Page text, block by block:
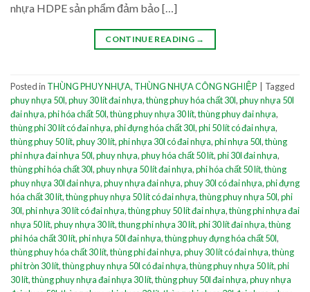
nhựa HDPE sản phẩm đảm bảo […]
CONTINUE READING →
Posted in THÙNG PHUY NHỰA, THÙNG NHỰA CÔNG NGHIỆP
Tagged
phuy nhựa 50l,phuy 30 lít đai nhựa,thùng phuy hóa chất 30l,phuy nhựa 50l
đai nhựa,phi hóa chất 50l,thùng phuy nhựa 30 lít,thùng phuy đai nhựa,
thùng phi 30 lít có đai nhựa,phi đựng hóa chất 30l,phi 50 lít có đai nhựa,
thùng phuy 50 lít,phuy 30 lít,phi nhựa 30l có đai nhựa,phi nhựa 50l,thùng
phi nhựa đai nhựa 50l,phuy nhựa,phuy hóa chất 50 lít,phi 30l đai nhựa,
thùng phi hóa chất 30l,phuy nhựa 50 lít đai nhựa,phi hóa chất 50 lít,thùng
phuy nhựa 30l đai nhựa,phuy nhựa đai nhựa,phuy 30l có đai nhựa,phi đựng
hóa chất 30 lít,thùng phuy nhựa 50 lít có đai nhựa,thùng phuy nhựa 50l,phi
30l,phi nhựa 30 lít có đai nhựa,thùng phuy 50 lít đai nhựa,thùng phi nhựa đai
nhựa 50 lít,phuy nhựa 30 lít,thung phi nhựa 30 lít,phi 30 lít đai nhựa,thùng
phi hóa chất 30 lít,phi nhựa 50l đai nhựa,thùng phuy đựng hóa chất 50l,
thùng phuy hóa chất 30 lít,thùng phi đai nhựa,phuy 30 lít có đai nhựa,thùng
phi tròn 30 lít,thùng phuy nhựa 50l có đai nhựa,thùng phuy nhựa 50 lít,phi
30 lít,thùng phuy nhựa đai nhựa 30 lít,thùng phuy 50l đai nhựa,phuy nhựa